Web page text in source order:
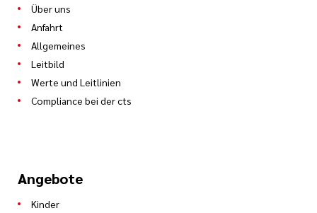
Über uns
Anfahrt
Allgemeines
Leitbild
Werte und Leitlinien
Compliance bei der cts
Angebote
Kinder